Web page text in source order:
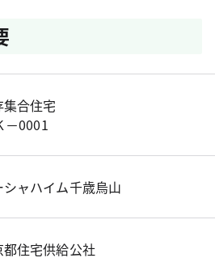
集合住宅
－0001
シャハイム千歳烏山
都住宅供給公社